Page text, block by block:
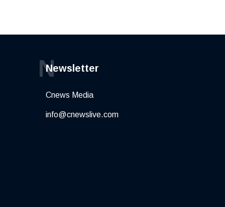
Newsletter
N
Cnews Media
info@cnewslive.com